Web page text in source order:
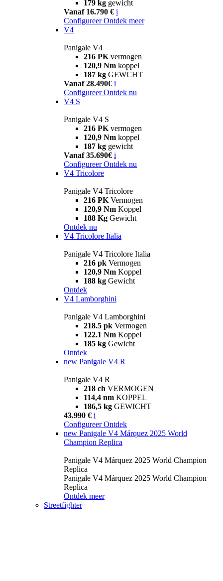
179 kg gewicht
Vanaf 16.790 € i
Configureer Ontdek meer
V4
Panigale V4
216 PK vermogen
120,9 Nm koppel
187 kg GEWCHT
Vanaf 28.490€ i
Configureer Ontdek nu
V4 S
Panigale V4 S
216 PK vermogen
120,9 Nm koppel
187 kg gewicht
Vanaf 35.690€ i
Configureer Ontdek nu
V4 Tricolore
Panigale V4 Tricolore
216 PK Vermogen
120,9 Nm Koppel
188 Kg Gewicht
Ontdek nu
V4 Tricolore Italia
Panigale V4 Tricolore Italia
216 pk Vermogen
120,9 Nm Koppel
188 kg Gewicht
Ontdek
V4 Lamborghini
Panigale V4 Lamborghini
218.5 pk Vermogen
122.1 Nm Koppel
185 kg Gewicht
Ontdek
new Panigale V4 R
Panigale V4 R
218 ch VERMOGEN
114,4 nm KOPPEL
186,5 kg GEWICHT
43.990 € i
Configureer Ontdek
new Panigale V4 Márquez 2025 World
Champion Replica
Panigale V4 Márquez 2025 World Champion
Replica
Panigale V4 Márquez 2025 World Champion
Replica
Ontdek meer
Streetfighter